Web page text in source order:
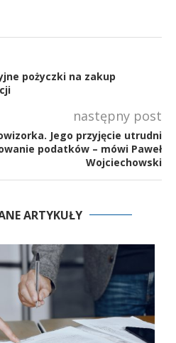
pożyczki na zakup
następny post
Jego przyjęcie utrudni
podatków – mówi Paweł
Wojciechowski
ARTYKUŁY